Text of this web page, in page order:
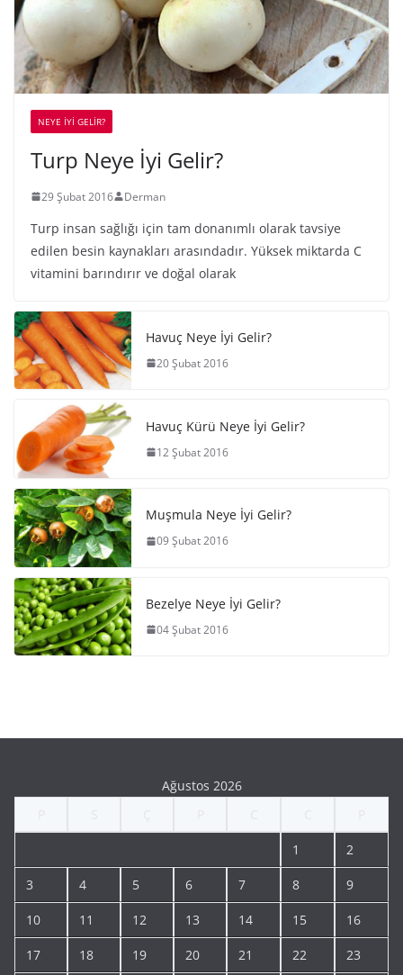
NEYE İYİ GELİR?
Turp Neye İyi Gelir?
29 Şubat 2016 Derman
Turp insan sağlığı için tam donanımlı olarak tavsiye
edilen besin kaynakları arasındadır. Yüksek miktarda C
vitamini barındırır ve doğal olarak
Havuç Neye İyi Gelir?
20 Şubat 2016
Havuç Kürü Neye İyi Gelir?
12 Şubat 2016
Muşmula Neye İyi Gelir?
09 Şubat 2016
Bezelye Neye İyi Gelir?
04 Şubat 2016
Ağustos 2026
1 2
3 4 5 6 7 8 9
10 11 12 13 14 15 16
17 18 19 20 21 22 23